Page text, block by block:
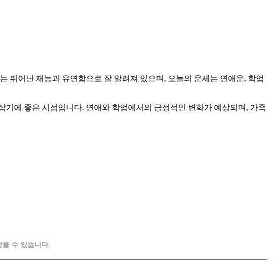
뛰어난 재능과 유연함으로 잘 알려져 있으며, 오늘의 운세는 연애운, 학업
에 좋은 시점입니다. 연애와 학업에서의 긍정적인 변화가 예상되며, 가족
수 있습니다.